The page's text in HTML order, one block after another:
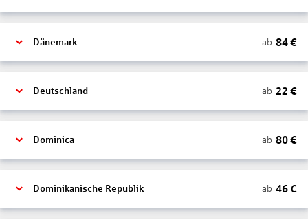
Dänemark ab 84€
Deutschland ab 22 €
Dominica ab 80€
Dominikanische Republik ab 46€